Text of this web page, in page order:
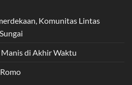
Komunitas Lintas
Manis di Akhir Waktu